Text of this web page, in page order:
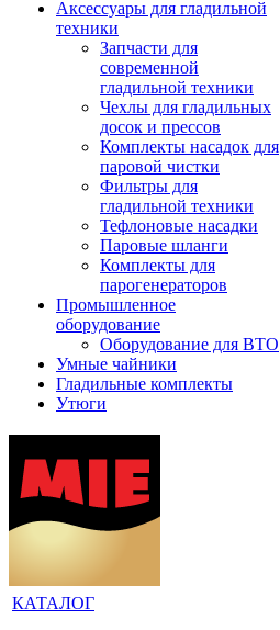
Аксессуары для гладильной
техники
Запчасти для
современной
гладильной техники
Чехлы для гладильных
досок и прессов
Комплекты насадок для
паровой чистки
Фильтры для
гладильной техники
Тефлоновые насадки
Паровые шланги
Комплекты для
парогенераторов
Промышленное
оборудование
Оборудование для ВТО
Умные чайники
Гладильные комплекты
Утюги
КАТАЛОГ